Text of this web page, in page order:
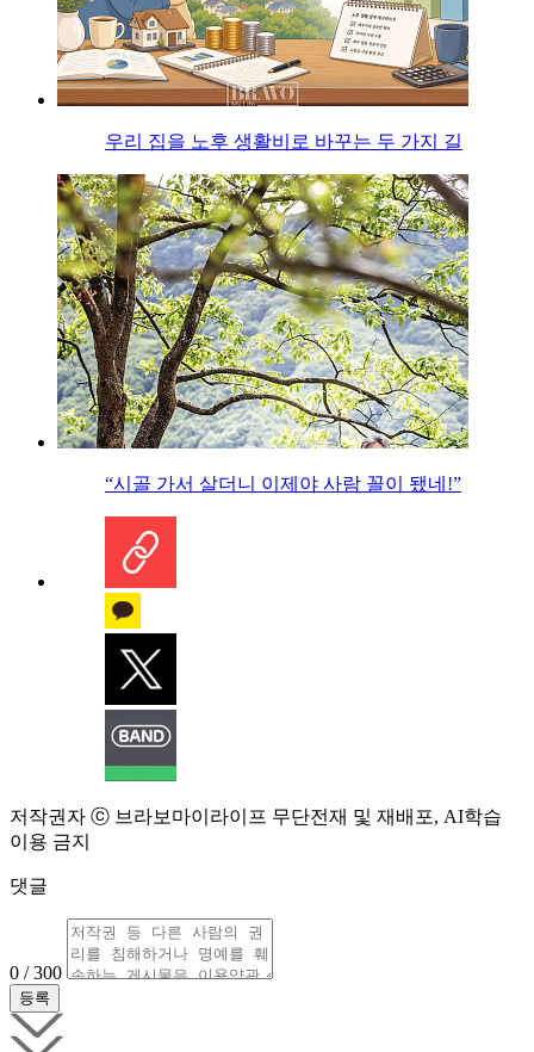
우리 집을 노후 생활비로 바꾸는 두 가지 길
“시골 가서 살더니 이제야 사람 꼴이 됐네!”
저작권자 ⓒ 브라보마이라이프 무단전재 및 재배포, AI학습
이용 금지
댓글
0 / 300